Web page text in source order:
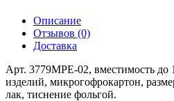
Описание
Отзывов (0)
Доставка
Арт. 3779MPE-02, вместимость до
изделий, микрогофрокартон,
лак, тиснение фольгой.